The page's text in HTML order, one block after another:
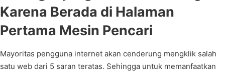
Karena Berada di Halaman
Pertama Mesin Pencari
Mayoritas pengguna internet akan cenderung mengklik salah
satu web dari 5 saran teratas. Sehingga untuk memanfaatkan